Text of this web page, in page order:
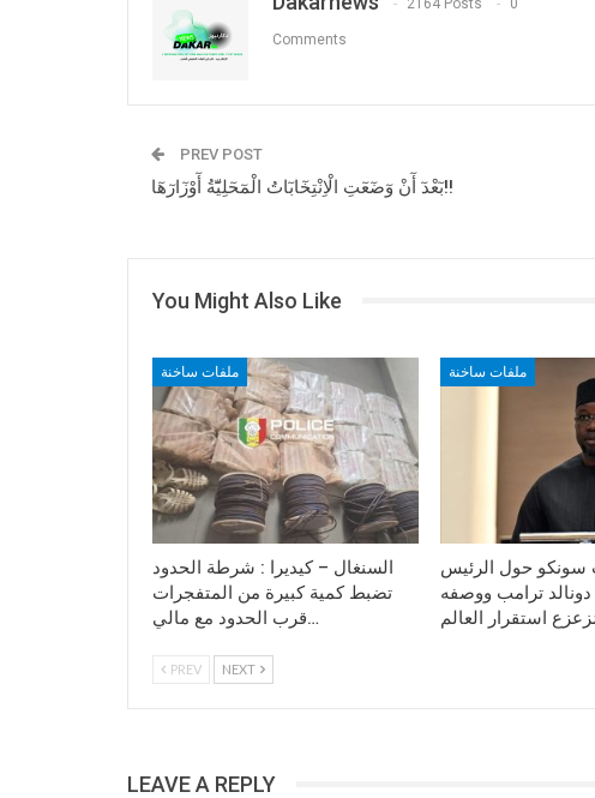
2164 Posts 0
Comments
PREV POST
بٓعْدٓ أٓنْ وٓضٓعٓتِ الْاِنْتِخٓابٓاتُ الْمٓحٓلِيّٓةُ أٓوْزٓارٓهٓا!!
You Might Also Like
ملفات ساخنة
السنغال – كيديرا : شرطة الحدود
تضبط كمية كبيرة من المتفجرات
قرب الحدود مع مالي…
ملفات ساخنة
سونكو حول الرئيس
دونالد ترامب ووصفه
PREV NEXT
LEAVE A REPLY